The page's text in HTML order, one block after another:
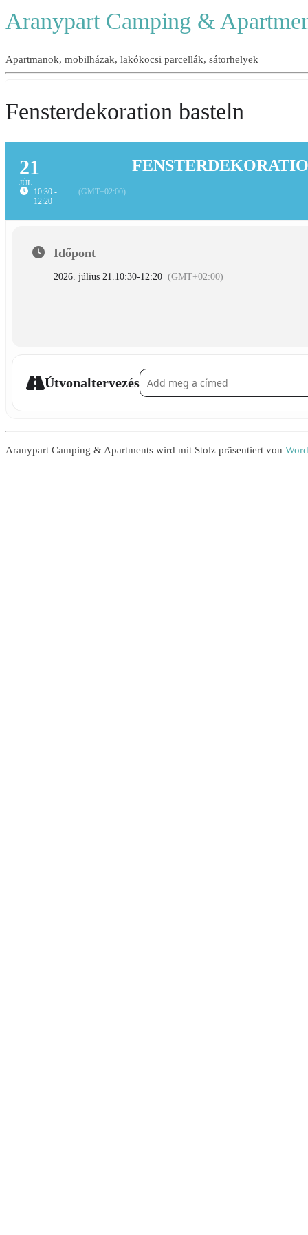
Aranypart Camping &
Apartmanok, mobilházak, lakókocsi parcellák, sátorhelyek
Fensterdekoration basteln
21
JÚL.
10:30 -
12:20
(GMT+02:00)
Időpont
2026. július 21. 10:30-12:20 (GMT+02:00)
ÚtvonaltervezésAddress - Fensterdekoration basteln []
Aranypart Camping & Apartments wird mit Stolz präsentiert von